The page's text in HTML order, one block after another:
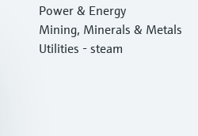
Power & Energy
Mining, Minerals & Metals
Utilities - steam